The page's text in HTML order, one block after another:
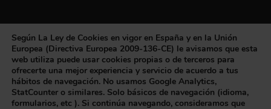
Bodegas Muro. Bodega Miguel Angel Muro, Lapuebla de
Labarca - Alava - España - Spain- Conoce los viñedos, la
Bodega y nuestros vinos. Casa Rural, Enoturismo . Pichon
Según La Ley de Cookies en vigor en España y en la Unión
Europea (Directiva Europea 2009-136-CE) le avisamos que esta
web utiliza puede usar cookies propias o de terceros para
ofrecerte una mejor experiencia y servicio de acuerdo a tus
hábitos de navegación. No usamos Google Analytics,
StatCounter o similares. Solo básicos de navegación (idioma,
formularios, etc ). Si continúa navegando, consideramos que